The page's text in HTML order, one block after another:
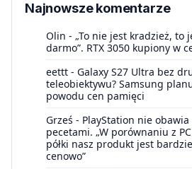
Najnowsze komentarze
Olin - „To nie jest kradzież, to
darmo”. RTX 3050 kupiony w
eettt - Galaxy S27 Ultra bez
teleobiektywu? Samsung
powodu cen pamięci
Grześ - PlayStation nie
pecetami. „W porównaniu z
półki nasz produkt jest
cenowo”